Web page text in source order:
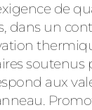
de
dans un
soutenus
aux